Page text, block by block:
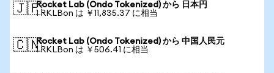
🇯🇵Rocket Lab (Ondo Tokenized) から 日本円
1 RKLBon は ￥11,835.37 に相当
🇨🇳Rocket Lab (Ondo Tokenized) から 中国人民元
1 RKLBon は ￥506.41 に相当